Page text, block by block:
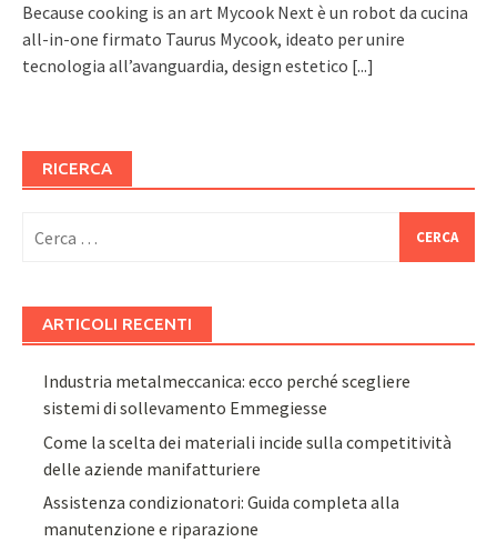
Because cooking is an art Mycook Next è un robot da cucina
all-in-one firmato Taurus Mycook, ideato per unire
tecnologia all’avanguardia, design estetico [...]
RICERCA
per:
ARTICOLI RECENTI
Industria metalmeccanica: ecco perché scegliere
sistemi di sollevamento Emmegiesse
Come la scelta dei materiali incide sulla competitività
delle aziende manifatturiere
Assistenza condizionatori: Guida completa alla
manutenzione e riparazione